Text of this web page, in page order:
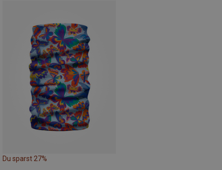
Du sparst 27%